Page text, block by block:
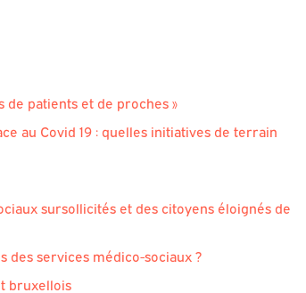
de patients et de proches »
au Covid 19 : quelles initiatives de terrain
sursollicités et des citoyens éloignés de
des services médico-sociaux ?
bruxellois